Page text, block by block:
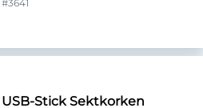
#3641
USB-Stick Sektkorken